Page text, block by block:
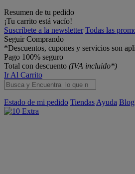
Resumen de tu pedido
¡Tu carrito está vacío!
Suscríbete a la newsletter Todas las
Seguir Comprando
*Descuentos, cupones y servicios son
Pago 100% seguro
Total con descuento (IVA incluido*)
Ir Al Carrito
Estado de mi pedido Tiendas Ayuda Blog